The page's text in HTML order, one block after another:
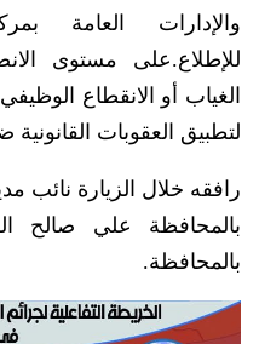
والإدارات العامة
للإطلاع.على مستوى
الغياب أو الانقطاع
لتطبيق العقوبات
رافقه خلال الزيارة نائب
بالمحافظة علي صالح
بالمحافظة.